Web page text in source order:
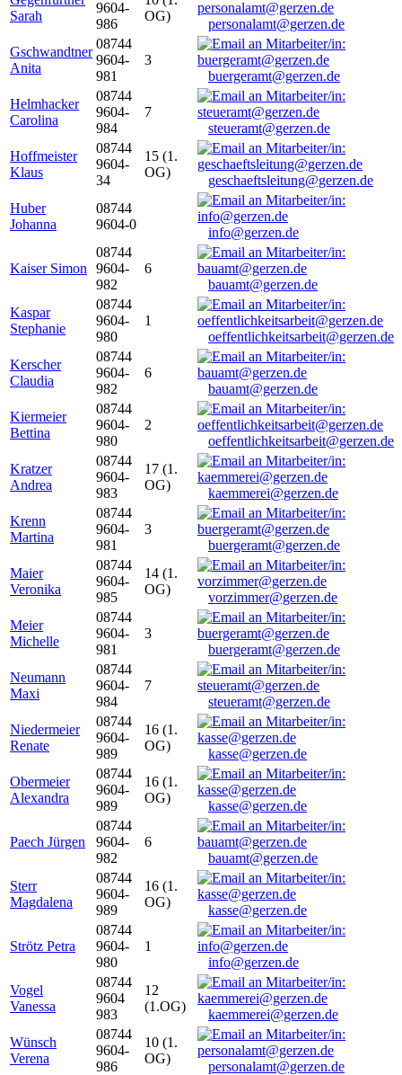
Sarah
9604-
986
OG)
personalamt@gerzen.de
Gschwandtner
Anita
08744
9604-
981
3
buergeramt@gerzen.de
Helmhacker
Carolina
08744
9604-
984
7
steueramt@gerzen.de
Hoffmeister
Klaus
08744
9604-
34
15 (1.
OG)
geschaeftsleitung@gerzen.de
Huber
Johanna
08744
9604-0
info@gerzen.de
Kaiser Simon
08744
9604-
982
6
bauamt@gerzen.de
Kaspar
Stephanie
08744
9604-
980
1
oeffentlichkeitsarbeit@gerzen.de
Kerscher
Claudia
08744
9604-
982
6
bauamt@gerzen.de
Kiermeier
Bettina
08744
9604-
980
2
oeffentlichkeitsarbeit@gerzen.de
Kratzer
Andrea
08744
9604-
983
17 (1.
OG)
kaemmerei@gerzen.de
Krenn
Martina
08744
9604-
981
3
buergeramt@gerzen.de
Maier
Veronika
08744
9604-
985
14 (1.
OG)
vorzimmer@gerzen.de
Meier
Michelle
08744
9604-
981
3
buergeramt@gerzen.de
Neumann
Maxi
08744
9604-
984
7
steueramt@gerzen.de
Niedermeier
Renate
08744
9604-
989
16 (1.
OG)
kasse@gerzen.de
Obermeier
Alexandra
08744
9604-
989
16 (1.
OG)
kasse@gerzen.de
Paech Jürgen
08744
9604-
982
6
bauamt@gerzen.de
Sterr
Magdalena
08744
9604-
989
16 (1.
OG)
kasse@gerzen.de
Strötz Petra
08744
9604-
980
1
info@gerzen.de
Vogel
Vanessa
08744
9604
983
12
(1.OG)
kaemmerei@gerzen.de
Wünsch
Verena
08744
9604-
986
10 (1.
OG)
personalamt@gerzen.de